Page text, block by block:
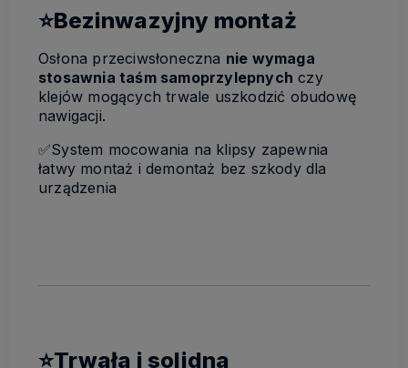
⭐Bezinwazyjny montaż
Osłona przeciwsłoneczna nie wymaga
stosawnia taśm samoprzylepnych czy
klejów mogących trwale uszkodzić obudowę
nawigacji.
✅System mocowania na klipsy zapewnia
łatwy montaż i demontaż bez szkody dla
urządzenia